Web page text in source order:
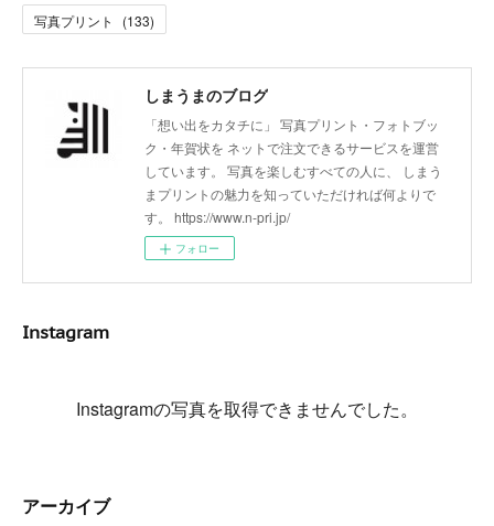
写真プリント
(133)
しまうまのブログ
「想い出をカタチに」 写真プリント・フォトブッ
ク・年賀状を ネットで注文できるサービスを運営
しています。 写真を楽しむすべての人に、 しまう
まプリントの魅力を知っていただければ何よりで
す。 https://www.n-pri.jp/
フォロー
Instagram
Instagramの写真を取得できませんでした。
アーカイブ